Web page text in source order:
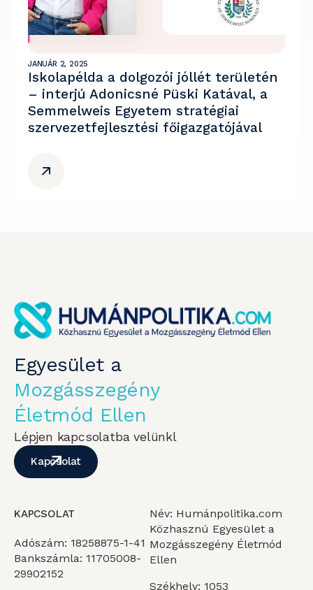
JANUÁR 2, 2025
Iskolapélda a dolgozói jóllét területén
– interjú Adonicsné Püski Katával, a
Semmelweis Egyetem stratégiai
szervezetfejlesztési főigazgatójával
Egyesület a
Mozgásszegény
Életmód Ellen
Lépjen kapcsolatba velünkl
Kapcsolat
KAPCSOLAT
Adószám: 18258875-1-41
Bankszámla: 11705008-
29902152
Név: Humánpolitika.com
Közhasznú Egyesület a
Mozgásszegény Életmód
Ellen
Székhely: 1053